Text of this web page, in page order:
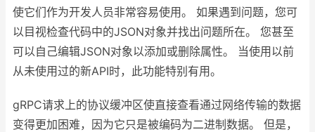
使它们作为开发人员非常容易使用。 如果遇到问题，您可
以目视检查代码中的JSON对象并找出问题所在。 您甚至
可以自己编辑JSON对象以添加或删除属性。 当使用以前
从未使用过的新API时，此功能特别有用。
gRPC请求上的协议缓冲区使直接查看通过网络传输的数据
变得更加困难，因为它只是被编码为二进制数据。 但是，